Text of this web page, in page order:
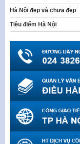
Hà Nội đẹp và chưa đẹp
Tiêu điểm Hà Nội